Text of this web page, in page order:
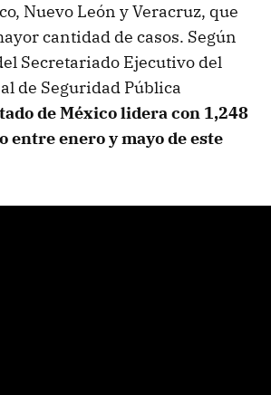
Nuevo León y Veracruz, que
cantidad de casos. Según
Secretariado Ejecutivo del
de Seguridad Pública
de México lidera con 1,248
entre enero y mayo de este